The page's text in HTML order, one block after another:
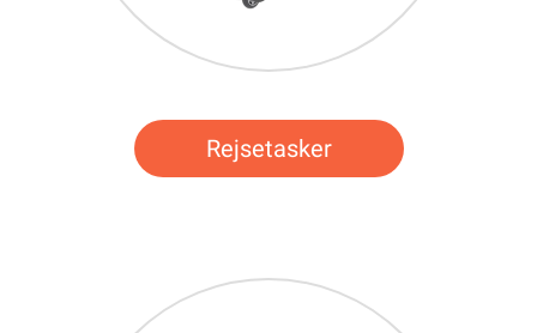
Rejsetasker